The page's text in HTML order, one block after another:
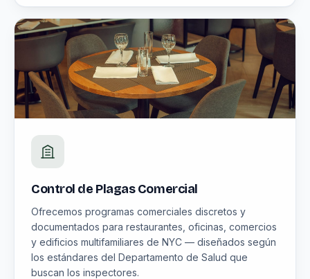
Control de Plagas Comercial
Ofrecemos programas comerciales discretos y
documentados para restaurantes, oficinas, comercios
y edificios multifamiliares de NYC — diseñados según
los estándares del Departamento de Salud que
buscan los inspectores.